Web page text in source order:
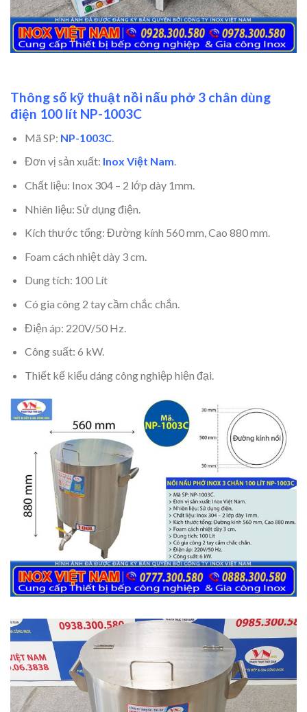
Thông số kỹ thuật nồi nấu phở 3 chân dùng
điện 100 lít NP-1003C
Mã SP: NP-1003C.
Đơn vị sản xuất: Inox Việt Nam.
Chất liệu: Inox 304 – 2 lớp dày 1mm.
Nhiên liệu: Sử dụng điện.
Kích thước tổng: Đường kính 560 mm, Cao 880 mm.
Foam cách nhiệt dày 3 cm.
Dung tích: 100 Lít
Có gia công 2 tay cầm chắc chắn.
Điện áp: 220V/50 Hz.
Công suất: 6 kW.
Thiết kế kiểu dáng công nghiệp hiện đại.